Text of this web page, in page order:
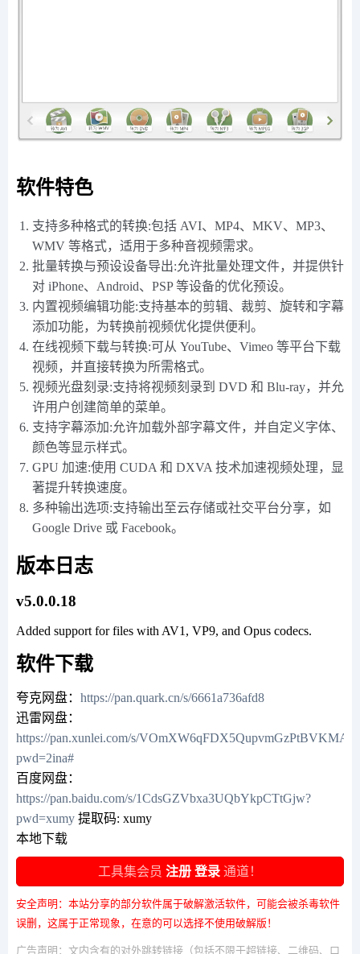
软件特色
支持多种格式的转换:包括 AVI、MP4、MKV、MP3、
WMV 等格式，适用于多种音视频需求。
批量转换与预设设备导出:允许批量处理文件，并提供针
对 iPhone、Android、PSP 等设备的优化预设。
内置视频编辑功能:支持基本的剪辑、裁剪、旋转和字幕
添加功能，为转换前视频优化提供便利。
在线视频下载与转换:可从 YouTube、Vimeo 等平台下载
视频，并直接转换为所需格式。
视频光盘刻录:支持将视频刻录到 DVD 和 Blu-ray，并允
许用户创建简单的菜单。
支持字幕添加:允许加载外部字幕文件，并自定义字体、
颜色等显示样式。
GPU 加速:使用 CUDA 和 DXVA 技术加速视频处理，显
著提升转换速度。
多种输出选项:支持输出至云存储或社交平台分享，如
Google Drive 或 Facebook。
版本日志
v5.0.0.18
Added support for files with AV1, VP9, and Opus codecs.
软件下载
夸克网盘： https://pan.quark.cn/s/6661a736afd8
迅雷网盘：
https://pan.xunlei.com/s/VOmXW6qFDX5QupvmGzPtBVKMA1?
pwd=2ina#
百度网盘：
https://pan.baidu.com/s/1CdsGZVbxa3UQbYkpCTtGjw?
pwd=xumy 提取码: xumy
本地下载
工具集会员 注册 登录 通道！
安全声明：本站分享的部分软件属于破解激活软件，可能会被杀毒软件
误删，这属于正常现象，在意的可以选择不使用破解版！
广告声明：文内含有的对外跳转链接（包括不限于超链接、二维码、口